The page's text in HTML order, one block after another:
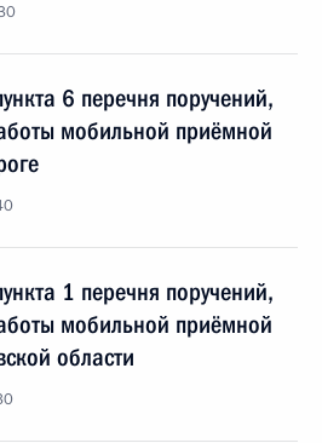
6 перечня поручений,
мобильной приёмной
1 перечня поручений,
мобильной приёмной
области